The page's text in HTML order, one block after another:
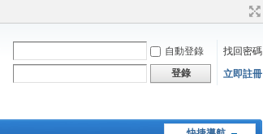
自動登錄
找回密碼
登錄 立即註冊